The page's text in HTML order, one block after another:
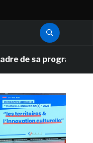
sa programmation